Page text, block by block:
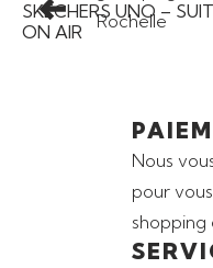
SKECHERS UNO –
ON AIR
Nous
pour
shopping